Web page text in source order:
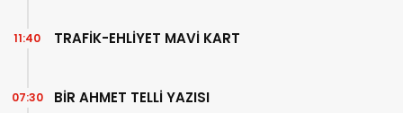
TRAFİK-EHLİYET MAVİ KART
11:40
BİR AHMET TELLİ YAZISI
07:30